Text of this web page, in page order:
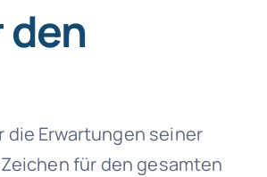
den
Erwartungen seiner
für den gesamten